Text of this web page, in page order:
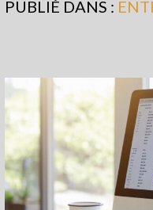
PUBLIÉ DANS :